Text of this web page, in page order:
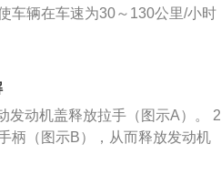
车辆在车速为30～130公里/小时
距进行跟车巡航。以下是自适应
于关闭状态。 2.将自适应巡航拨
自适应巡航控制系统状态指示灯
。 3.系统自动检测本车前方车辆
下自适应巡航拨杆开关端部
为绿色，自适应巡航控制系统进
发动机盖释放拉手（图示A）。 2
柄（图示B），从而释放发动机
注意：当发动机盖未关闭或仅